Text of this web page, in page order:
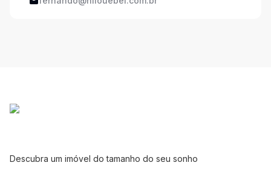
Descubra um imóvel do tamanho do seu sonho